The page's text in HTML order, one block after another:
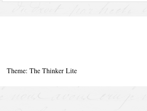
Theme: The Thinker Lite